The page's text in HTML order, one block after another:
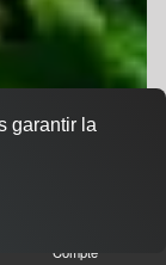
Compte
garantir la